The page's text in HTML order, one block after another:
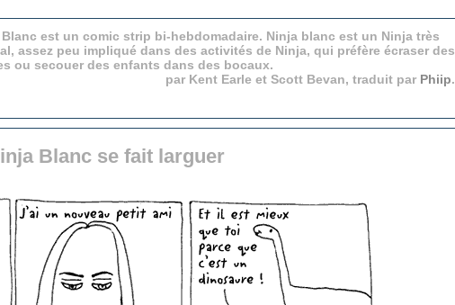
Blanc est un comic strip bi-hebdomadaire. Ninja blanc est un Ninja très
assez peu impliqué dans des activités de Ninja, qui préfère écraser des
ou secouer des enfants dans des bocaux.
par Kent Earle et Scott Bevan, traduit par Phiip.
Blanc se fait larguer